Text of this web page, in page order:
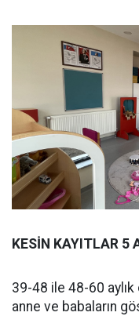
KESİN KAYITLAR 5
39-48 ile 48-60
anne ve babaların